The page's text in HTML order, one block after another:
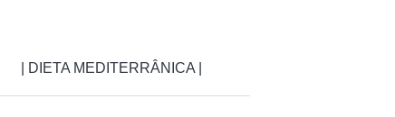
| DIETA MEDITERRÂNICA |